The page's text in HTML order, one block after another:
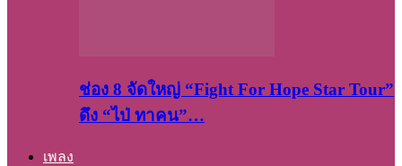
ช่อง 8 จัดใหญ่ “Fight For Hope Star Tour”
ดึง “ไป่ ทาคน”…
เพลง